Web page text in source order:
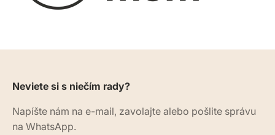
Neviete si s niečím rady?
Napíšte nám na e-mail, zavolajte alebo pošlite správu
na WhatsApp.